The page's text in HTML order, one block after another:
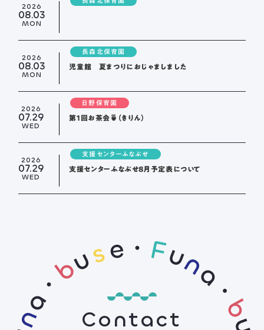
2026
08.03
MON
2026
08.03
MON
長森北保育園
児童館 夏まつりにおじゃましました
2026
07.29
WED
日野保育園
第１回お茶会🍵（きりん）
2026
07.29
WED
支援センターふなぶせ
支援センターふなぶせ8月予定表について
Contact